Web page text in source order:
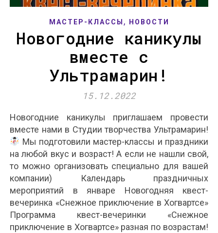
МАСТЕР-КЛАССЫ , НОВОСТИ
Новогодние каникулы
вместе с
Ультрамарин!
15.12.2022
Новогодние каникулы приглашаем провести
вместе нами в Студии творчества Ультрамарин!
Мы подготовили мастер-классы и праздники
на любой вкус и возраст! А если не нашли свой,
то можно организовать специально для вашей
компании) Календарь праздничных
мероприятий в январе Новогодняя квест-
вечеринка «Снежное приключение в Хогвартсе»
Программа квест-вечеринки «Снежное
приключение в Хогвартсе» разная по возрастам!